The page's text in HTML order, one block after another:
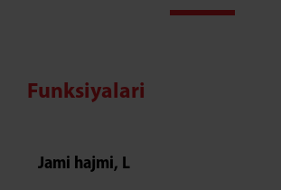
Funksiyalari
Jami hajmi, L